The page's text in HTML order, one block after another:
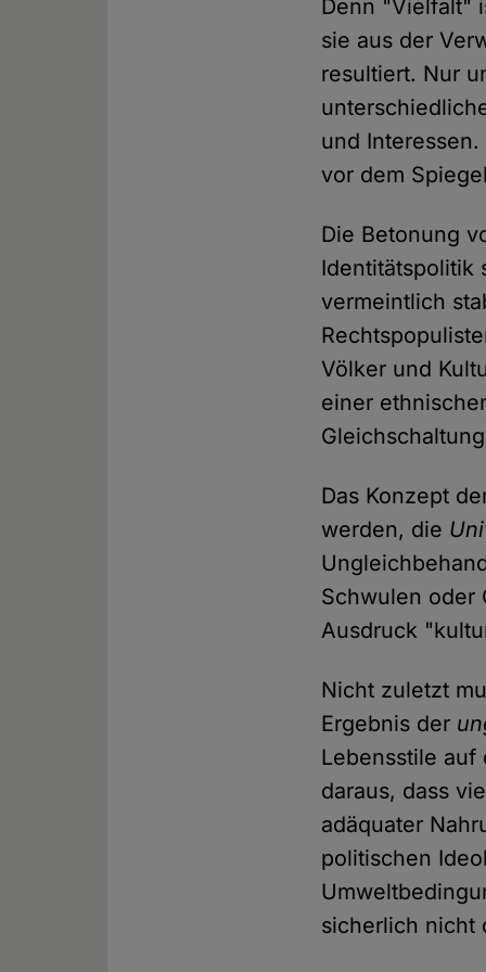
Denn "Vielfalt"
sie aus der
resultiert. Nur
und
vor dem
Die Betonung
Identitätspolitik
vermeintlich
Völker und
einer
Das Konzept
werden, die
Schwulen oder
Ausdruck
Nicht zuletzt
Ergebnis der
Lebensstile
daraus, dass
adäquater
politischen
sicherlich nicht